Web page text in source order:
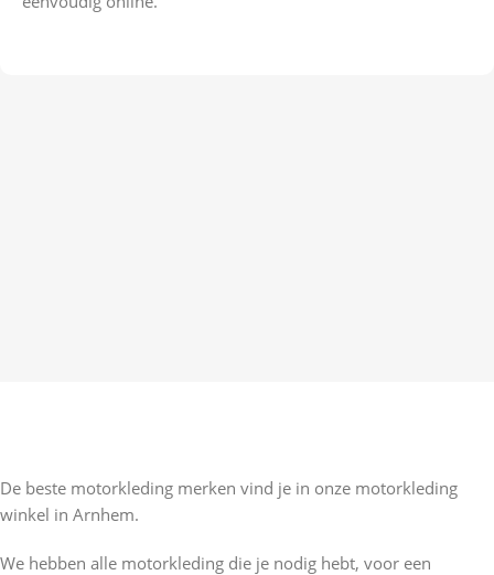
De beste motorkleding merken vind je in onze motorkleding
winkel in Arnhem.
We hebben alle motorkleding die je nodig hebt, voor een